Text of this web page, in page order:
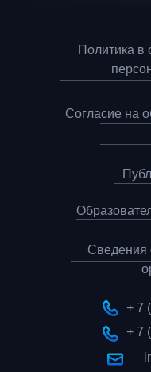
Политика в
Согласие на
+ 7
+ 7
Сведения